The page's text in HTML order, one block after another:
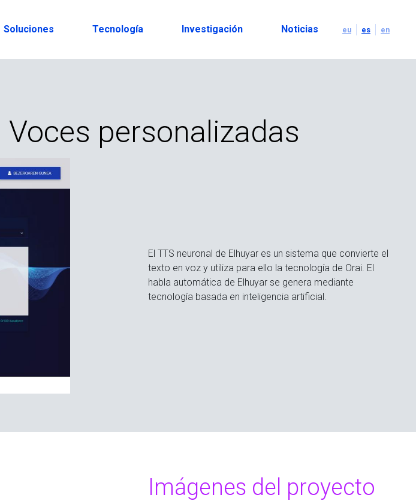
Soluciones Tecnología Investigación Noticias eu es en
Voces personalizadas
El TTS neuronal de Elhuyar es un sistema que convierte el
texto en voz y utiliza para ello la tecnología de Orai. El
habla automática de Elhuyar se genera mediante
tecnología basada en inteligencia artificial.
Imágenes del proyecto